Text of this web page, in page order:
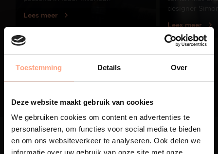
Toestemming Details Over
Deze website maakt gebruik van cookies
We gebruiken cookies om content en advertenties te
personaliseren, om functies voor social media te bieden
en om ons websiteverkeer te analyseren. Ook delen we
informatie over uw gebruik van onze site met onze
Lees meer
designer
Lees meer